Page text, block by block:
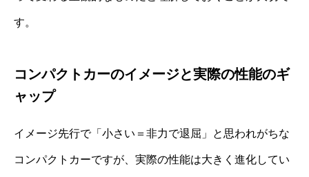
す。
コンパクトカーのイメージと実際の性能のギ
ャップ
イメージ先行で「小さい＝非力で退屈」と思われがちな
コンパクトカーですが、実際の性能は大きく進化してい